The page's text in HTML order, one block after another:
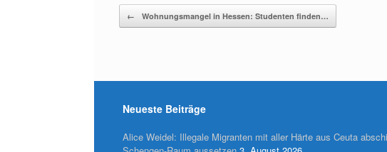
Beitragsnavigation
← Wohnungsmangel in Hessen: Studenten finden…
Neueste Beiträge
Alice Weidel: Illegale Migranten mit aller Härte aus Ceuta